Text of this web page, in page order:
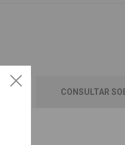
CONSULTAR